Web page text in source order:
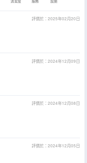
清潔度 服務 設施
評價於：2025年02月20日
評價於：2024年12月09日
評價於：2024年12月08日
評價於：2024年12月05日